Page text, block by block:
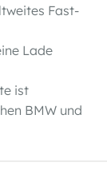
Fast-
Lade
ist
BMW und